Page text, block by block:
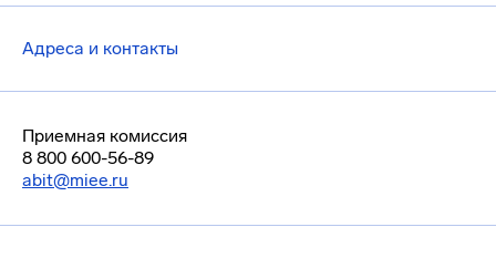
Адреса и контакты
Приемная комиссия
8 800 600-56-89
abit@miee.ru